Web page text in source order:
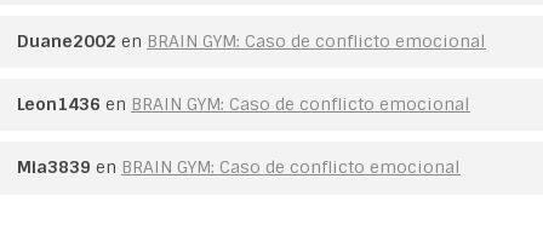
Duane2002 en BRAIN GYM: Caso de conflicto emocional
Leon1436 en BRAIN GYM: Caso de conflicto emocional
Mia3839 en BRAIN GYM: Caso de conflicto emocional